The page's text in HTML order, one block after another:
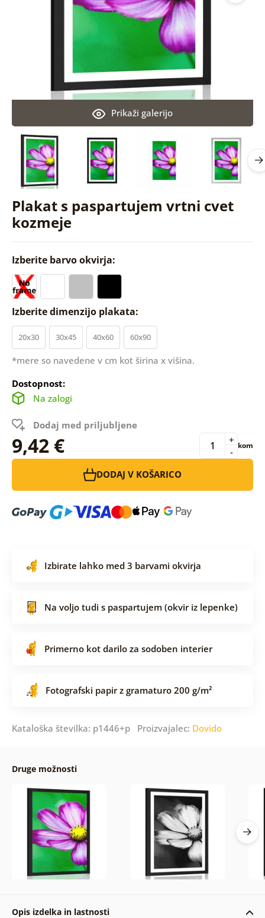
Plakat s paspartujem vrtni cvet
kozmeje
Prikaži galerijo
Izberite barvo okvirja:
Izberite dimenzijo plakata:
20x30 30x45 40x60 60x90
*mere so navedene v cm kot širina x višina.
Dostopnost:
Na zalogi
Dodaj med priljubljene
9,42 € -
+ kom
DODAJ V KOŠARICO
Izbirate lahko med 3 barvami okvirja
Na voljo tudi s paspartujem (okvir iz lepenke)
Primerno kot darilo za sodoben interier
Fotografski papir z gramaturo 200 g/m²
Kataloška številka: p1446+p Proizvajalec: Dovido
Druge možnosti
Opis izdelka in lastnosti